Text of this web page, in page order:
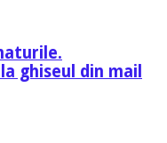
ghiseul din mail